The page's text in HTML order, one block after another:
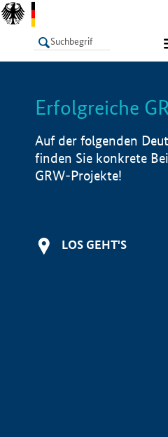
LISTE
Erfolgreiche
Auf der folgenden
finden Sie konkrete
GRW-Projekte!
LOS GEHT'S